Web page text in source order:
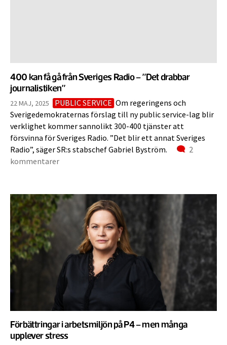
400 kan få gå från Sveriges Radio – ”Det drabbar
journalistiken”
22 MAJ, 2025 PUBLIC SERVICE Om regeringens och
Sverigedemokraternas förslag till ny public service-lag blir
verklighet kommer sannolikt 300-400 tjänster att
försvinna för Sveriges Radio. ”Det blir ett annat Sveriges
Radio”, säger SR:s stabschef Gabriel Byström.
2
kommentarer
Förbättringar i arbetsmiljön på P4 – men många
upplever stress